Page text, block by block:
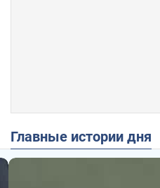
Главные истории дня